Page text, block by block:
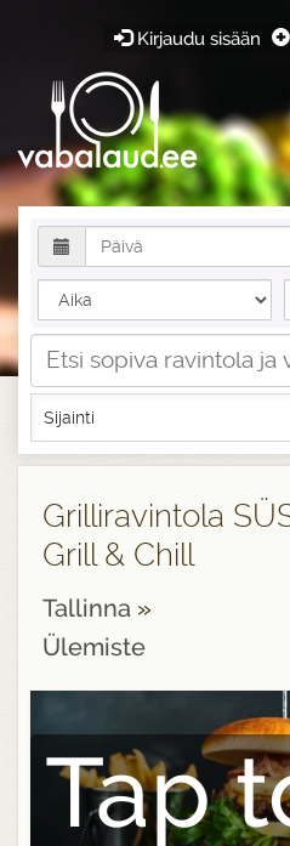
Kirjaudu sisään
Sijainti
Grilliravintola
Grill & Chill
Tallinna »
Ülemiste
Tap